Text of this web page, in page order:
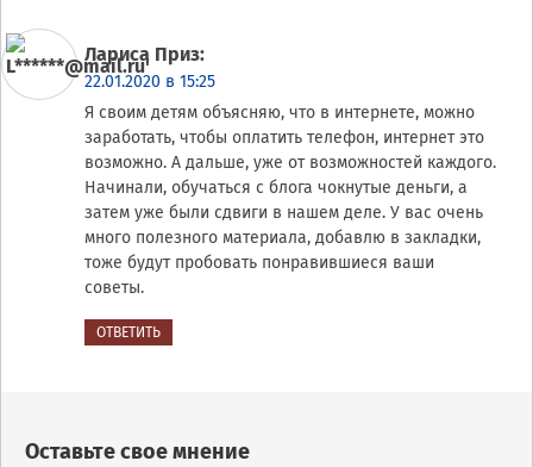
Лариса Приз:
22.01.2020 в 15:25
Я своим детям объясняю, что в интернете, можно
заработать, чтобы оплатить телефон, интернет это
возможно. А дальше, уже от возможностей каждого.
Начинали, обучаться с блога чокнутые деньги, а
затем уже были сдвиги в нашем деле. У вас очень
много полезного материала, добавлю в закладки,
тоже будут пробовать понравившиеся ваши
советы.
ОТВЕТИТЬ
Оставьте свое мнение